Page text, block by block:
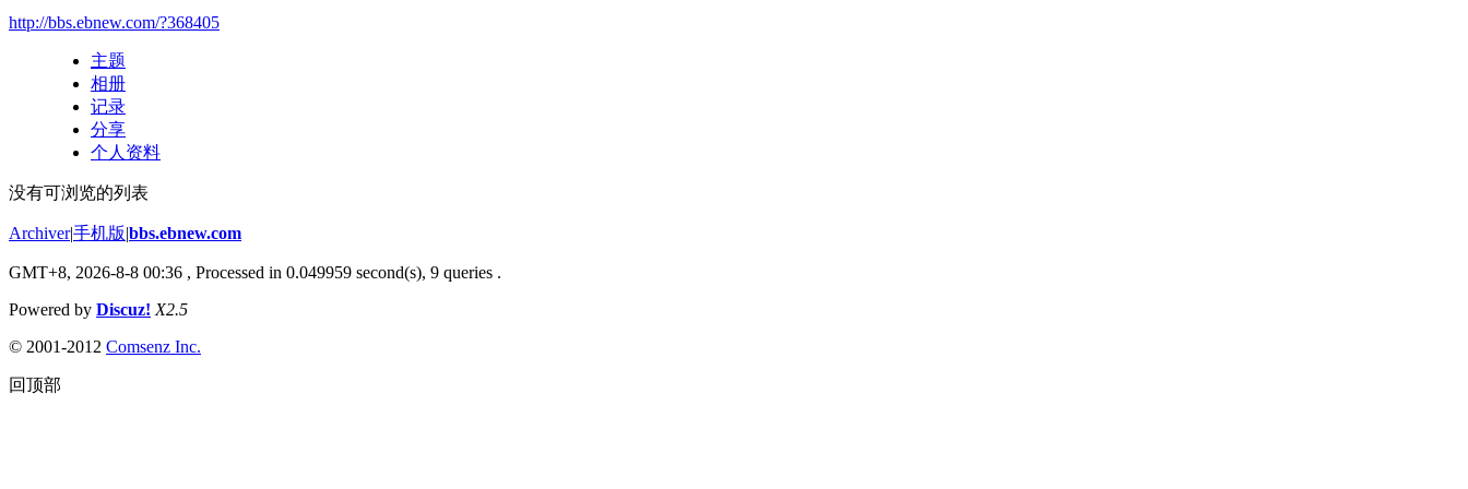
http://bbs.ebnew.com/?368405
主题
相册
记录
分享
个人资料
没有可浏览的列表
Archiver|手机版|bbs.ebnew.com
GMT+8, 2026-8-8 00:36 , Processed in 0.049959 second(s), 9 queries .
Powered by Discuz! X2.5
© 2001-2012 Comsenz Inc.
回顶部